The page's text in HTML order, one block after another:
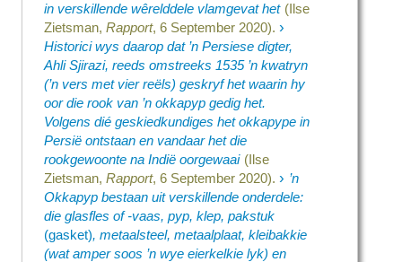
in verskillende wêrelddele vlamgevat het (Ilse
Zietsman,Rapport, 6 September 2020). ›
Historici wys daarop dat ’n Persiese digter,
Ahli Sjirazi, reeds omstreeks 1535 ’n kwatryn
(’n vers met vier reëls) geskryf het waarin hy
oor die rook van ’n okkapyp gedig het.
Volgens dié geskiedkundiges het okkapype in
Persië ontstaan en vandaar het die
rookgewoonte na Indië oorgewaai (Ilse
Zietsman,Rapport, 6 September 2020). › ’n
Okkapyp bestaan uit verskillende onderdele:
die glasfles of -vaas, pyp, klep, pakstuk
(gasket), metaalsteel, metaalplaat, kleibakkie
(wat amper soos ’n wye eierkelkie lyk) en